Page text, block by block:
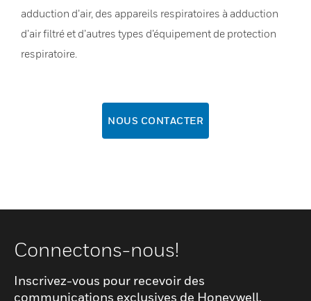
adduction d’air, des appareils respiratoires à adduction
d’air filtré et d’autres types d’équipement de protection
respiratoire.
NOUS CONTACTER
Connectons-nous!
Inscrivez-vous pour recevoir des
communications exclusives de Honeywell,